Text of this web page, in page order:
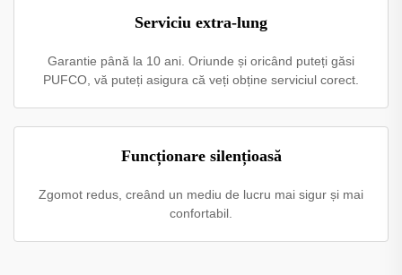
Serviciu extra-lung
Garantie până la 10 ani. Oriunde și oricând puteți găsi
PUFCO, vă puteți asigura că veți obține serviciul corect.
Funcționare silențioasă
Zgomot redus, creând un mediu de lucru mai sigur și mai
confortabil.